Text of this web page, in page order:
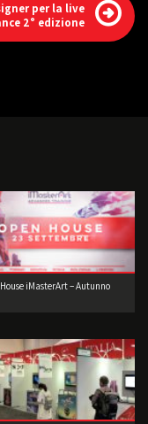
per la live
2° edizione
iMasterArt – Autunno